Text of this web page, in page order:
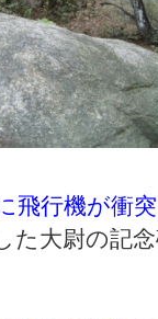
飛行機が衝
た大尉の記